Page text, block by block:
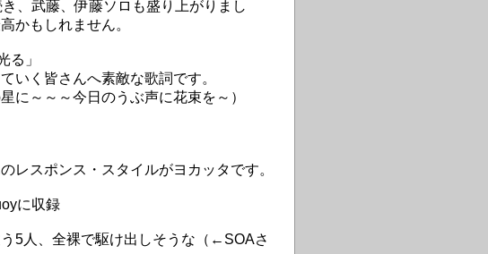
、武藤、伊藤ソロも盛り上がりまし
かもしれません。
る」
いく皆さんへ素敵な歌詞です。
に～～～今日のうぶ声に花束を～）
レスポンス・スタイルがヨカッタです。
に収録
5人、全裸で駆け出しそうな（←SOAさ